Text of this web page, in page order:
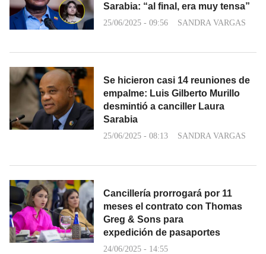
Sarabia: “al final, era muy tensa”
25/06/2025 - 09:56 SANDRA VARGAS
Se hicieron casi 14 reuniones de
empalme: Luis Gilberto Murillo
desmintió a canciller Laura
Sarabia
25/06/2025 - 08:13 SANDRA VARGAS
Cancillería prorrogará por 11
meses el contrato con Thomas
Greg & Sons para
expedición de pasaportes
24/06/2025 - 14:55